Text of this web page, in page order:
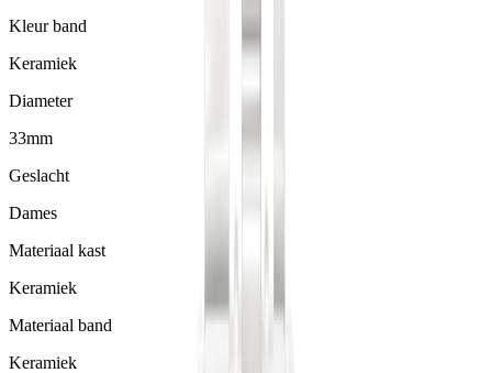
Kleur band
Keramiek
Diameter
33mm
Geslacht
Dames
Materiaal kast
Keramiek
Materiaal band
Keramiek